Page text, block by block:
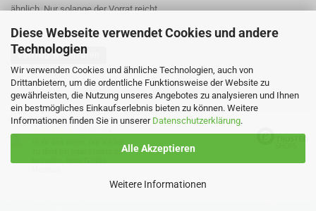
Diese Webseite verwendet Cookies und andere
Technologien
Wir verwenden Cookies und ähnliche Technologien, auch von
Drittanbietern, um die ordentliche Funktionsweise der Website zu
gewährleisten, die Nutzung unseres Angebotes zu analysieren und Ihnen
ein bestmögliches Einkaufserlebnis bieten zu können. Weitere
Informationen finden Sie in unserer Datenschutzerklärung.
Alle Akzeptieren
Weitere Informationen
ähnlich. Nur solange der Vorrat reicht.
Vertrag widerrufen
Webshop erstellenmit Gambio.de © 2026
Ausgewählte Top-Bewertungen für https://www.house420.de
zu doof ein paar sheets zu